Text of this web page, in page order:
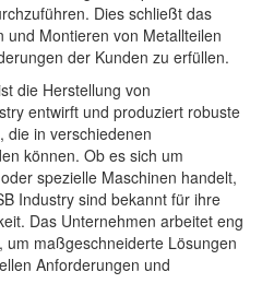
Dies schließt das
und Montieren von Metallteilen
der Kunden zu erfüllen.
die Herstellung von
entwirft und produziert robuste
die in verschiedenen
können. Ob es sich um
spezielle Maschinen handelt,
Industry sind bekannt für ihre
Das Unternehmen arbeitet eng
um maßgeschneiderte Lösungen
Anforderungen und